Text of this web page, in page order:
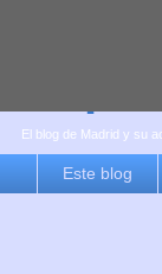
es
El blog de Madrid y su
Este blog